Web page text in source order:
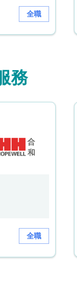
全職
務
全職